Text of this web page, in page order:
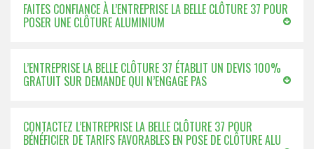
FAITES CONFIANCE À L’ENTREPRISE LA BELLE CLÔTURE 37 POUR
POSER UNE CLÔTURE ALUMINIUM
L’ENTREPRISE LA BELLE CLÔTURE 37 ÉTABLIT UN DEVIS 100%
GRATUIT SUR DEMANDE QUI N’ENGAGE PAS
CONTACTEZ L’ENTREPRISE LA BELLE CLÔTURE 37 POUR
BÉNÉFICIER DE TARIFS FAVORABLES EN POSE DE CLÔTURE ALU